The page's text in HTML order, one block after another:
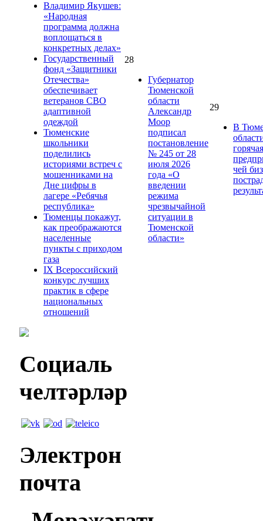
Владимир Якушев:
«Народная
программа должна
воплощаться в
конкретных делах»
Государственный
фонд «Защитники
Отечества»
обеспечивает
ветеранов СВО
адаптивной
одеждой
Тюменские
школьники
поделились
историями встреч с
мошенниками на
Дне цифры в
лагере «Ребячья
республика»
Тюменцы покажут,
как преображаются
населенные
пункты с приходом
газа
IХ Всероссийский
конкурс лучших
практик в сфере
национальных
отношений
28
Губернатор
Тюменской
области
Александр
Моор
подписал
постановление
№ 245 от 28
июля 2026
года «О
введении
режима
чрезвычайной
ситуации в
Тюменской
области»
29
В
чей
Социаль
челтәрләр
Электрон
почта